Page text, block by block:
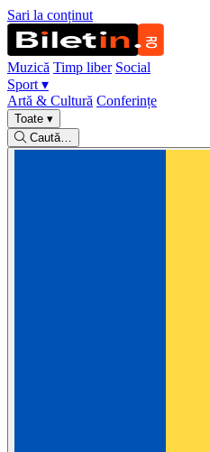
Sari la conținut
Muzică Timp liber Social
Sport ▾
Artă & Cultură Conferințe
Toate ▾
Caută…